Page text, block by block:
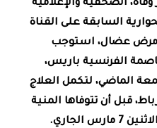
الصحفية والإعلامية
السابقة على القناة
مع مرض عضال، استوجب
الفرنسية باريس،
الماضي، لتكمل العلاج
قبل أن تتوفاها المنية
الجاري.